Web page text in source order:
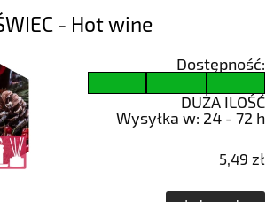
- Hot wine
Dostępność:
DUŻA ILOŚĆ
Wysyłka w: 24 - 72 h
5,49 zł